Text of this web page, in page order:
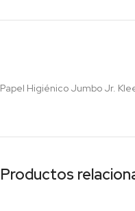
Papel Higiénico Jumbo Jr.
Productos